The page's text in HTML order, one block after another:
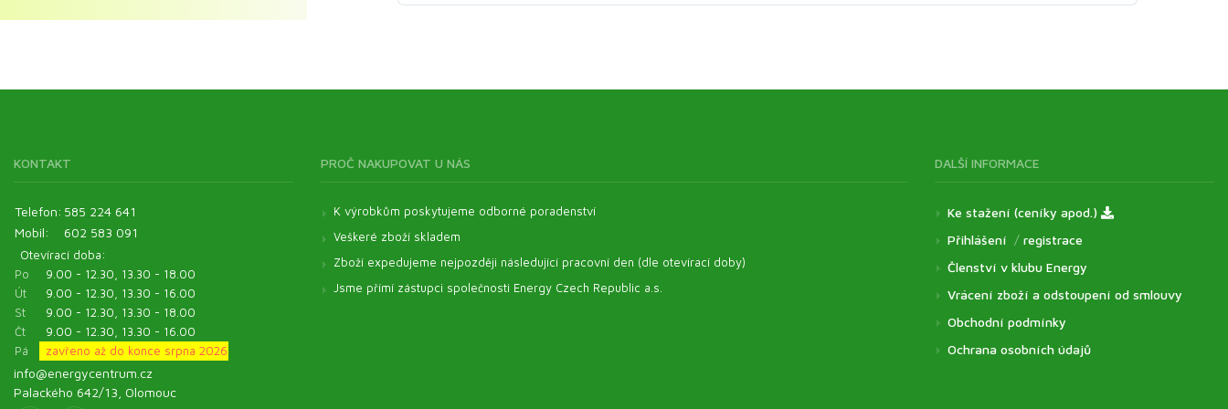
KONTAKT
Telefon: 585 224 641
Mobil:
602 583 091
Otevírací doba:
Po
9.00 - 12.30, 13.30 - 18.00
Út
9.00 - 12.30, 13.30 - 16.00
St
9.00 - 12.30, 13.30 - 18.00
Čt
9.00 - 12.30, 13.30 - 16.00
Pá
zavřeno až do konce srpna 2026
info@energycentrum.cz
Palackého 642/13, Olomouc
PROČ NAKUPOVAT U NÁS
K výrobkům poskytujeme odborné poradenství
Veškeré zboží skladem
Zboží expedujeme nejpozději následující pracovní den (dle otevírací doby)
Jsme přímí zástupci společnosti Energy Czech Republic a.s.
DALŠÍ INFORMACE
Ke stažení (ceníky apod.)
Přihlášení / registrace
Členství v klubu Energy
Vrácení zboží a odstoupení od smlouvy
Obchodní podmínky
Ochrana osobních údajů